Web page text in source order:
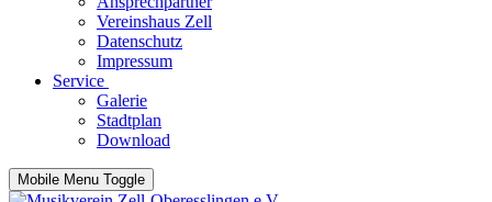
Vereinshaus Zell
Datenschutz
Impressum
Service
Galerie
Stadtplan
Download
Mobile Menu Toggle